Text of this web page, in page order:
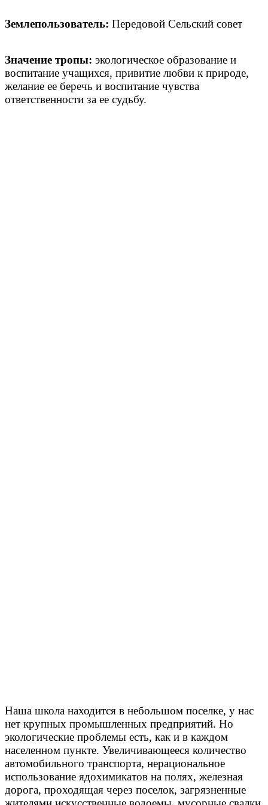
Землепользователь: Передовой Сельский совет
Значение тропы: экологическое образование и
воспитание учащихся, привитие любви к природе,
желание ее беречь и воспитание чувства
ответственности за ее судьбу.
Наша школа находится в небольшом поселке, у нас
нет крупных промышленных предприятий. Но
экологические проблемы есть, как и в каждом
населенном пункте. Увеличивающееся количество
автомобильного транспорта, нерациональное
использование ядохимикатов на полях, железная
дорога, проходящая через поселок, загрязненные